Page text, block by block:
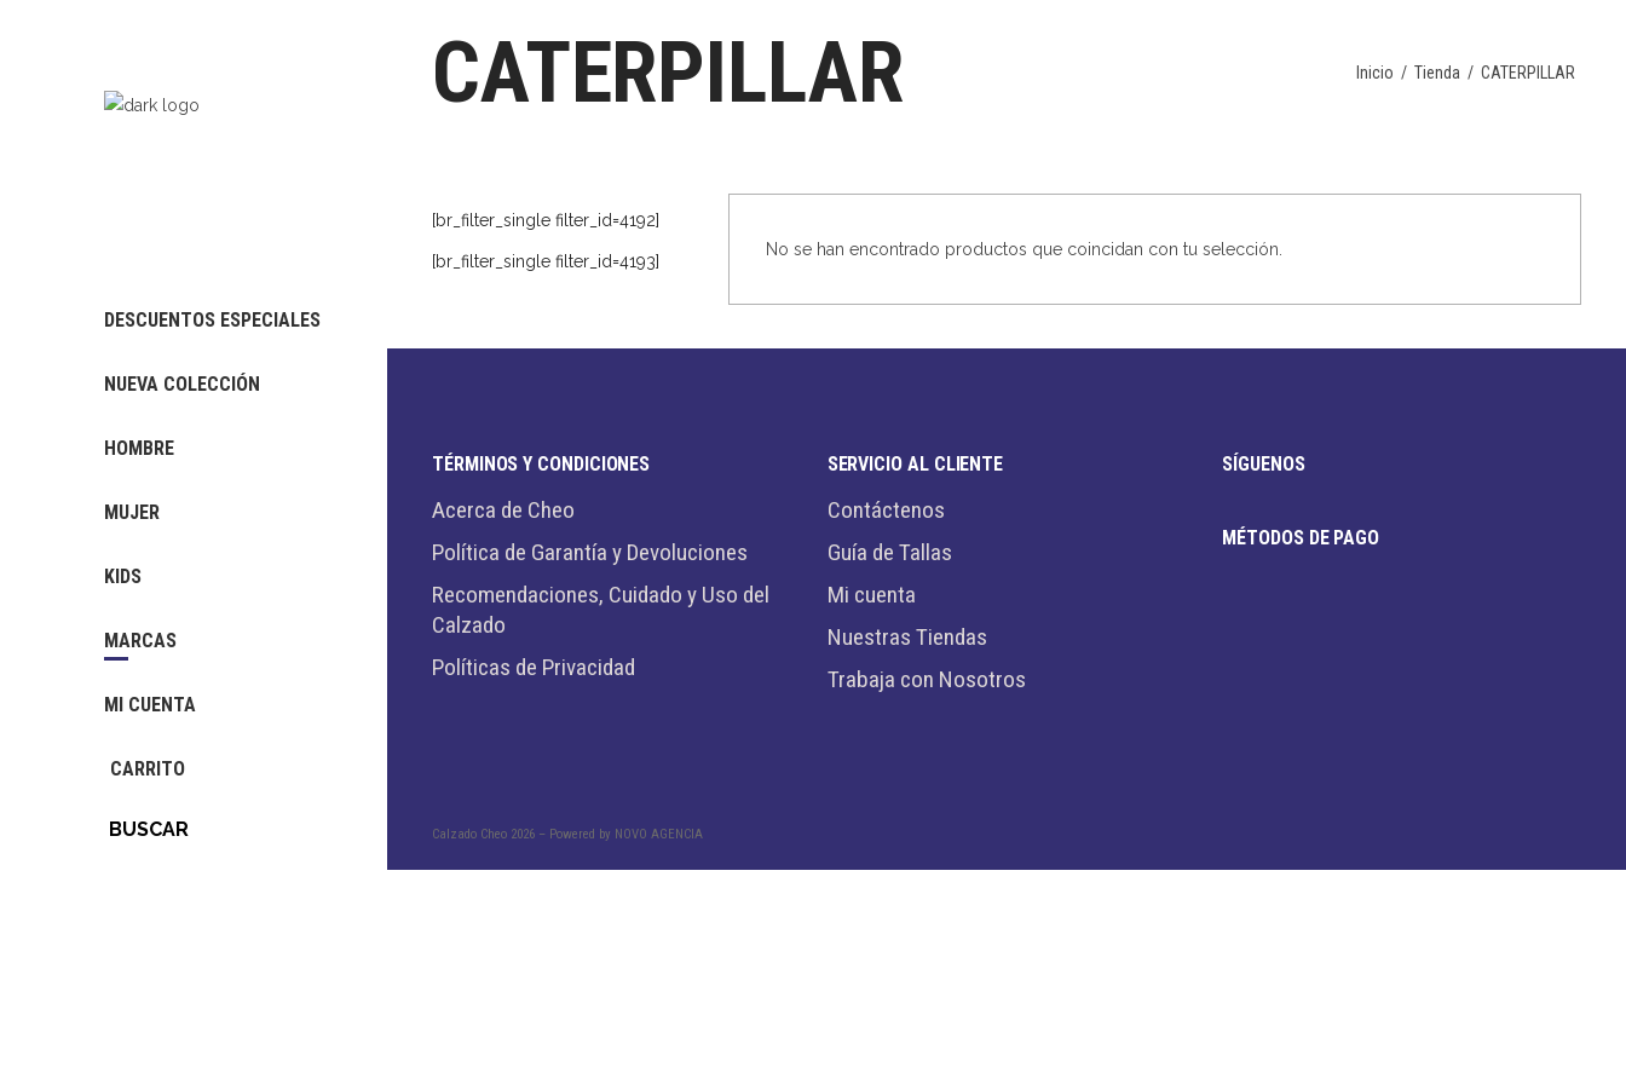
DESCUENTOS ESPECIALES
NUEVA COLECCIÓN
HOMBRE
MUJER
KIDS
MARCAS
MI CUENTA
CARRITO
BUSCAR
CATERPILLAR Inicio / Tienda / CATERPILLAR
No se han encontrado productos que coincidan con tu selección.
[br_filter_single filter_id=4192]
[br_filter_single filter_id=4193]
TÉRMINOS Y CONDICIONES
Acerca de Cheo
Política de Garantía y Devoluciones
Recomendaciones, Cuidado y Uso del
Calzado
Políticas de Privacidad
SERVICIO AL CLIENTE
Contáctenos
Guía de Tallas
Mi cuenta
Nuestras Tiendas
Trabaja con Nosotros
SÍGUENOS
MÉTODOS DE PAGO
Calzado Cheo 2026 – Powered by NOVO AGENCIA